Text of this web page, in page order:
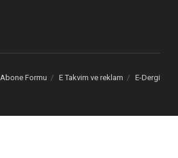
Abone Formu E Takvim ve reklam E-Dergi